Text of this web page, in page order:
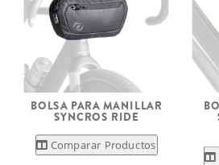
BOLSA PARA MANILLAR
SYNCROS RIDE
Comparar Productos